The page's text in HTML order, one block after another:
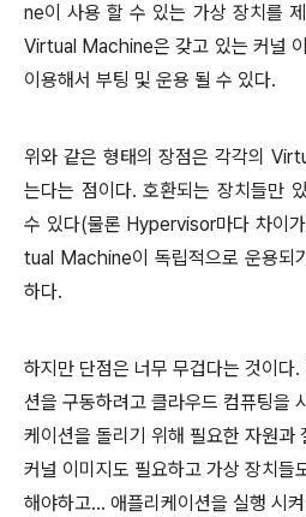
ne이 사용 할 수 있는 가상 장치를
Virtual Machine은 갖고 있는 커널
이용해서 부팅 및 운용 될 수 있다.
위와 같은 형태의 장점은 각각의
는다는 점이다. 호환되는 장치들만
수 있다(물론 Hypervisor마다 차이
tual Machine이 독립적으로 운용되
하다.
하지만 단점은 너무 무겁다는 것이다.
션을 구동하려고 클라우드 컴퓨팅을
케이션을 돌리기 위해 필요한 자원과
커널 이미지도 필요하고 가상 장치들
해야하고... 애플리케이션을 실행 시